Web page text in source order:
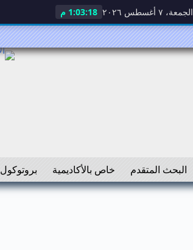
الجمعة، ٧ أغسطس ٢٠٢٦ 1:03:18 م
البحث المتقدم خاص بالأكاديمية بروتوكول